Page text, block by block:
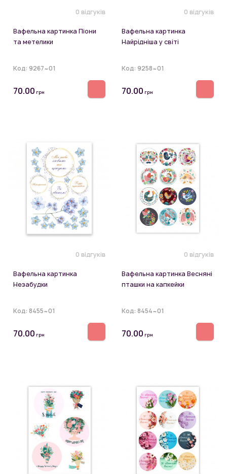
0 відгуків
Вафельна картинка Піони
та метелики
Код: 9267~01
70.00 грн
0 відгуків
Вафельна картинка
Найрідніша у світі
Код: 9258~01
70.00 грн
0 відгуків
Вафельна картинка
Незабудки
Код: 8455~01
70.00 грн
0 відгуків
Вафельна картинка Весняні
пташки на капкейки
Код: 8454~01
70.00 грн